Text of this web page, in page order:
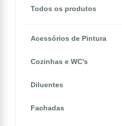
Todos os produtos
Acessórios de Pintura
Cozinhas e WC's
Diluentes
Fachadas